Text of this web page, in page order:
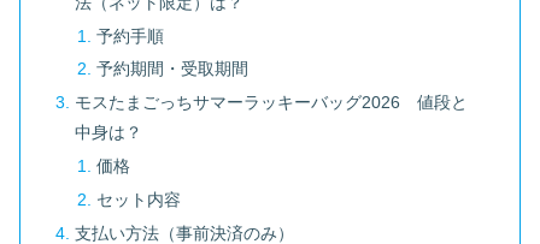
予約手順
予約期間・受取期間
モスたまごっちサマーラッキーバッグ2026 値段と
中身は？
価格
セット内容
支払い方法（事前決済のみ）